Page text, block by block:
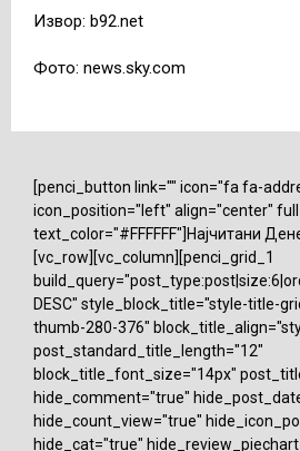
Извор: b92.net
Фото: news.sky.com
[penci_button link="" icon="fa fa-
icon_position="left" align="center"
text_color="#FFFFFF"]Најчитани
[vc_row][vc_column][penci_grid_1
DESC" style_block_title="style-title-
thumb-280-376"
post_standard_title_length="12"
block_title_font_size="14px"
hide_comment="true"
hide_count_view="true"
hide_cat="true"